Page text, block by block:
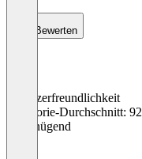
Bewerten
Benutzerfreundlichkeit
Kategorie-Durchschnitt:
Ungenügend